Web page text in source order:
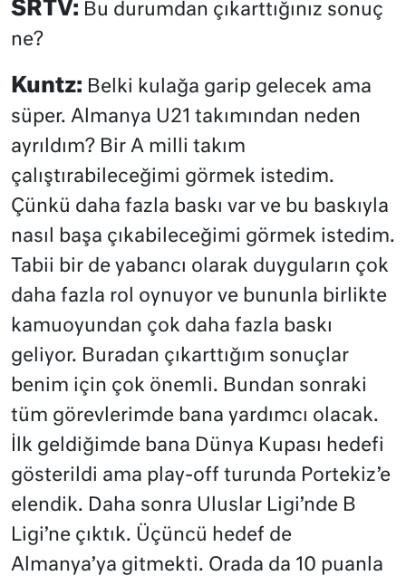
SRTV: Bu durumdan çıkarttığınız sonuç
ne?
Kuntz: Belki kulağa garip gelecek ama
süper. Almanya U21 takımından neden
ayrıldım? Bir A milli takım
çalıştırabileceğimi görmek istedim.
Çünkü daha fazla baskı var ve bu baskıyla
nasıl başa çıkabileceğimi görmek istedim.
Tabii bir de yabancı olarak duyguların çok
daha fazla rol oynuyor ve bununla birlikte
kamuoyundan çok daha fazla baskı
geliyor. Buradan çıkarttığım sonuçlar
benim için çok önemli. Bundan sonraki
tüm görevlerimde bana yardımcı olacak.
İlk geldiğimde bana Dünya Kupası hedefi
gösterildi ama play-off turunda Portekiz’e
elendik. Daha sonra Uluslar Ligi’nde B
Ligi’ne çıktık. Üçüncü hedef de
Almanya’ya gitmekti. Orada da 10 puanla